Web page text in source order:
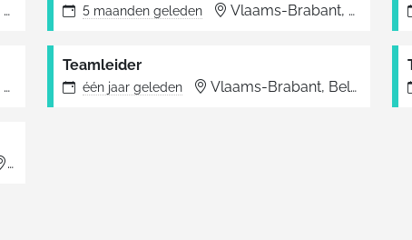
Haacht
5 maanden geleden Vlaams-Brabant, België
Haacht
Teamleider
één jaar geleden Vlaams-Brabant, België
Mechelen